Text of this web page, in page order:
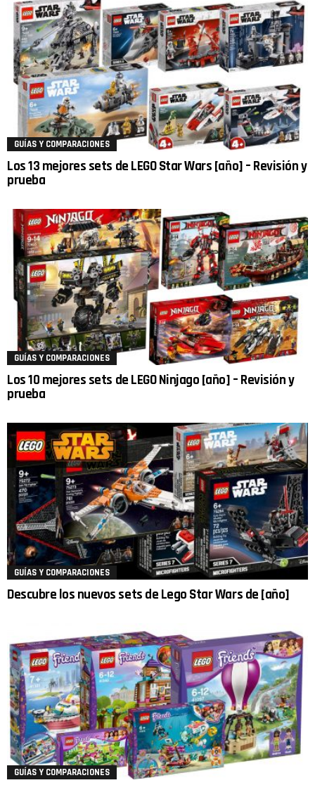
GUÍAS Y COMPARACIONES
Los 13 mejores sets de LEGO Star Wars [año] – Revisión y
prueba
GUÍAS Y COMPARACIONES
Los 10 mejores sets de LEGO Ninjago [año] – Revisión y
prueba
GUÍAS Y COMPARACIONES
Descubre los nuevos sets de Lego Star Wars de [año]
GUÍAS Y COMPARACIONES